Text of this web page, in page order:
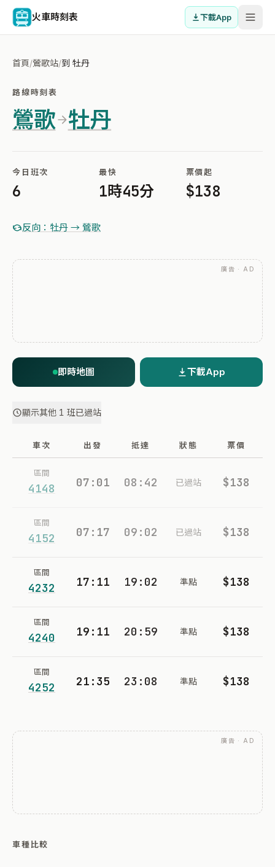
火車時刻表 下載App
首頁/鶯歌站/到 牡丹
路線時刻表
鶯歌 牡丹
今日班次
6
最快
1時45分
票價起
$138
反向：牡丹 → 鶯歌
廣告 · AD
即時地圖 下載App
顯示其他 1 班已過站
車次 出發 抵達 狀態 票價
區間
4148 07:01 08:42 已過站 $138
區間
4152 07:17 09:02 已過站 $138
區間
4232 17:11 19:02 準點 $138
區間
4240 19:11 20:59 準點 $138
區間
4252 21:35 23:08 準點 $138
廣告 · AD
車種比較